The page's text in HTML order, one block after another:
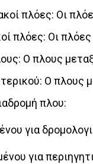
πλόες: Οι
πλόες: Οι
Ο πλους
Ο πλους
πλου:
για
για